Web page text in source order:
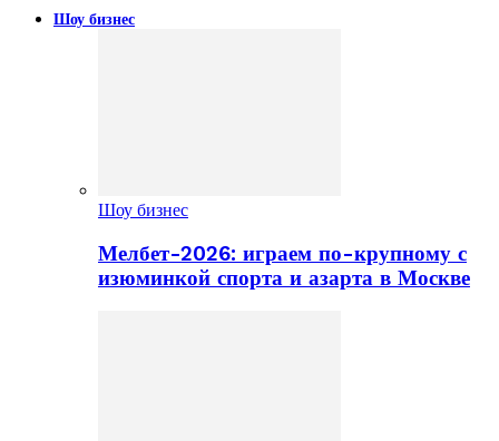
Шоу бизнес
Шоу бизнес
Мелбет-2026: играем по-крупному с
изюминкой спорта и азарта в Москве